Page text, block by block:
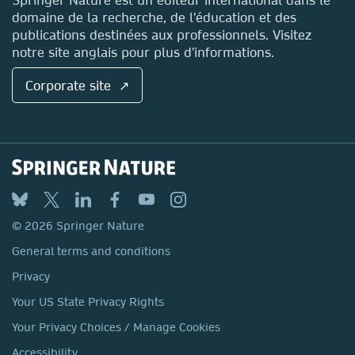
domaine de la recherche, de l'éducation et des
publications destinées aux professionnels. Visitez
notre site anglais pour plus d'informations.
Corporate site ↗
© 2026 Springer Nature
General terms and conditions
Privacy
Your US State Privacy Rights
Your Privacy Choices / Manage Cookies